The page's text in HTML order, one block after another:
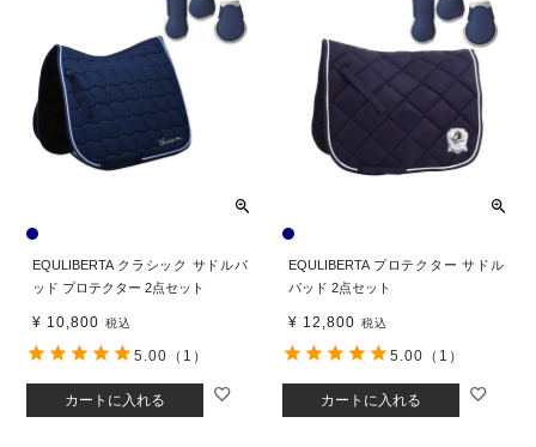
EQULIBERTA クラシック サドルパ
ッド プロテクター 2点セット
¥ 10,800 税込
カートに入れる
5.00 （1）
EQULIBERTA プロテクター サドル
パッド 2点セット
¥ 12,800 税込
カートに入れる
5.00 （1）